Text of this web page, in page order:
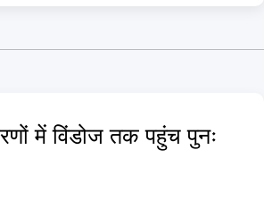
में विंडोज तक पहुंच पुनः